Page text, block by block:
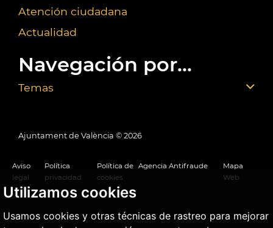
Utilizamos cookies
Usamos cookies y otras técnicas de rastreo para mejorar
Atención ciudadana
Actualidad
Navegación por...
Temas
Ajuntament de València © 2026
Aviso
legal
Política
privacidad
Política de
cookies
Agencia Antifraude
Mapa
Web